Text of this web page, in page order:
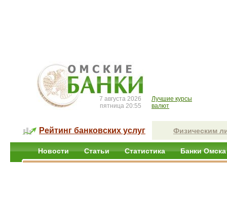
7 августа 2026
пятница 20:55
Лучшие курсы
валют
Рейтинг банковских услуг Физическим
Новости Статьи Статистика Банки Омска